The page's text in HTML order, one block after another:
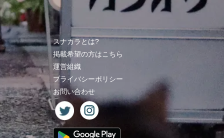
スナカラとは?
掲載希望の方はこちら
運営組織
プライバシーポリシー
お問い合わせ